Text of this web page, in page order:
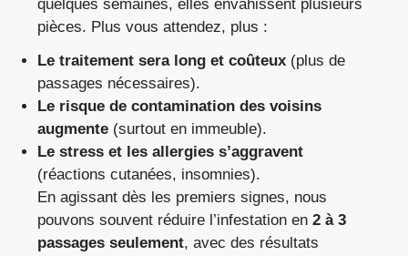
quelques semaines, elles envahissent plusieurs
pièces. Plus vous attendez, plus :
Le traitement sera long et coûteux (plus de
passages nécessaires).
Le risque de contamination des voisins
augmente (surtout en immeuble).
Le stress et les allergies s’aggravent
(réactions cutanées, insomnies).
En agissant dès les premiers signes, nous
pouvons souvent réduire l’infestation en 2 à 3
passages seulement, avec des résultats